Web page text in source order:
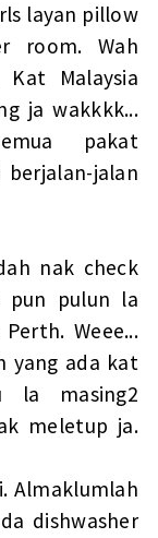
layan pillow
room. Wah
Kat Malaysia
ja wakkkk...
pakat
jalan
nak check
pun pulun la
Weee...
yang ada kat
masing2
meletup ja.
Almaklumlah
dishwasher